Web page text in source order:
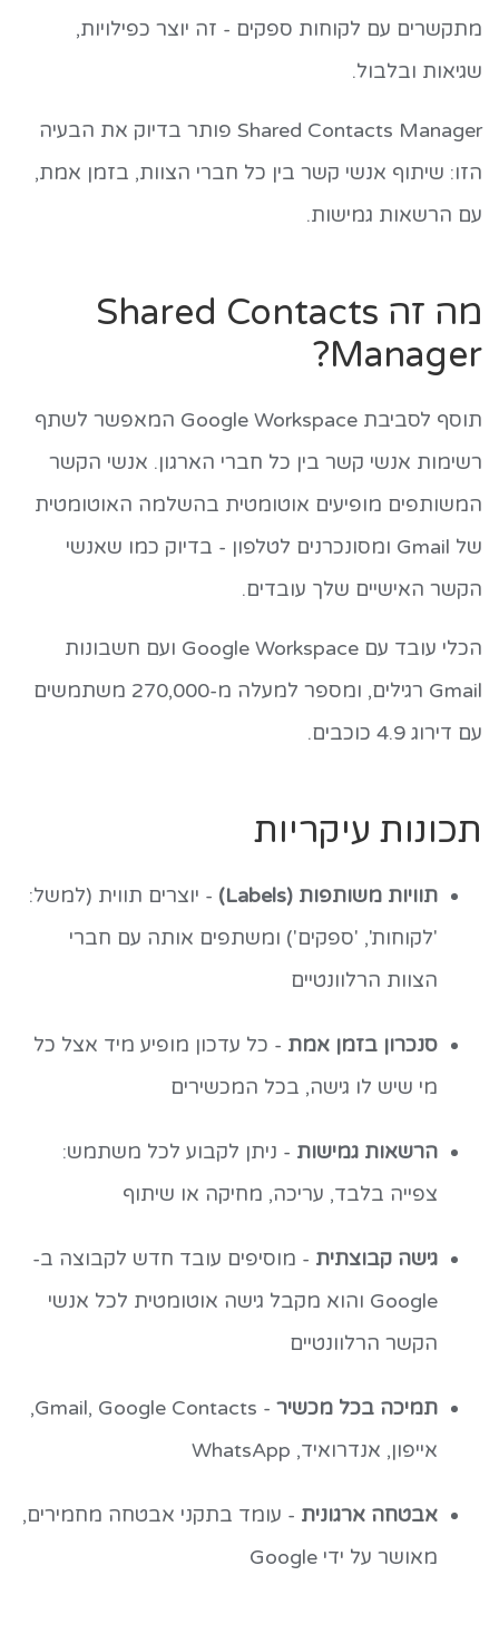
מתקשרים עם לקוחות ספקים - זה יוצר כפילויות,
שגיאות ובלבול.
Shared Contacts Manager פותר בדיוק את הבעיה
הזו: שיתוף אנשי קשר בין כל חברי הצוות, בזמן אמת,
עם הרשאות גמישות.
מה זה Shared Contacts
Manager?
תוסף לסביבת Google Workspace המאפשר לשתף
רשימות אנשי קשר בין כל חברי הארגון. אנשי הקשר
המשותפים מופיעים אוטומטית בהשלמה האוטומטית
של Gmail ומסונכרנים לטלפון - בדיוק כמו שאנשי
הקשר האישיים שלך עובדים.
הכלי עובד עם Google Workspace ועם חשבונות
Gmail רגילים, ומספר למעלה מ-270,000 משתמשים
עם דירוג 4.9 כוכבים.
תכונות עיקריות
תוויות משותפות (Labels)
- יוצרים תווית (למשל:
'לקוחות', 'ספקים') ומשתפים אותה עם חברי
הצוות הרלוונטיים
סנכרון בזמן אמת - כל עדכון מופיע מיד אצל כל
מי שיש לו גישה, בכל המכשירים
הרשאות גמישות - ניתן לקבוע לכל משתמש:
צפייה בלבד, עריכה, מחיקה או שיתוף
גישה קבוצתית - מוסיפים עובד חדש לקבוצה ב-
Google והוא מקבל גישה אוטומטית לכל אנשי
הקשר הרלוונטיים
תמיכה בכל מכשיר
- Gmail, Google Contacts,
אייפון, אנדרואיד, WhatsApp
אבטחה ארגונית - עומד בתקני אבטחה מחמירים,
מאושר על ידי Google